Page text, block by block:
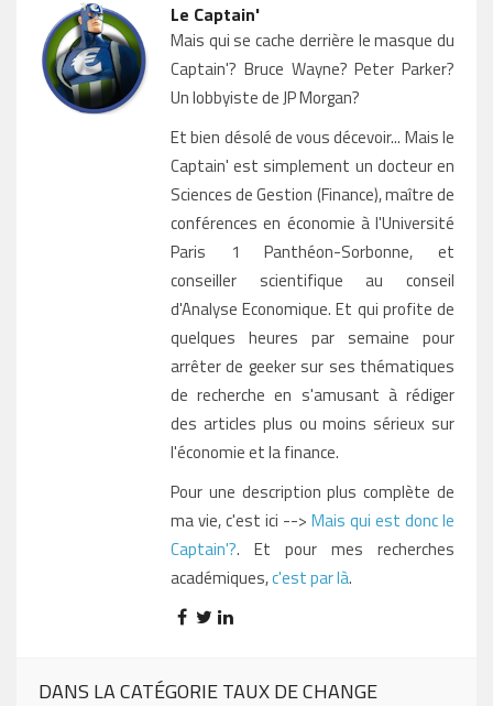
Le Captain'
Mais qui se cache derrière le masque du
Captain'? Bruce Wayne? Peter Parker?
Un lobbyiste de JP Morgan?
Et bien désolé de vous décevoir... Mais le
Captain' est simplement un docteur en
Sciences de Gestion (Finance), maître de
conférences en économie à l'Université
Paris 1 Panthéon-Sorbonne, et
conseiller scientifique au conseil
d'Analyse Economique. Et qui profite de
quelques heures par semaine pour
arrêter de geeker sur ses thématiques
de recherche en s'amusant à rédiger
des articles plus ou moins sérieux sur
l'économie et la finance.
Pour une description plus complète de
ma vie, c'est ici --> Mais qui est donc le
Captain'?. Et pour mes recherches
académiques,c'est par là.
DANS LA CATÉGORIE TAUX DE CHANGE